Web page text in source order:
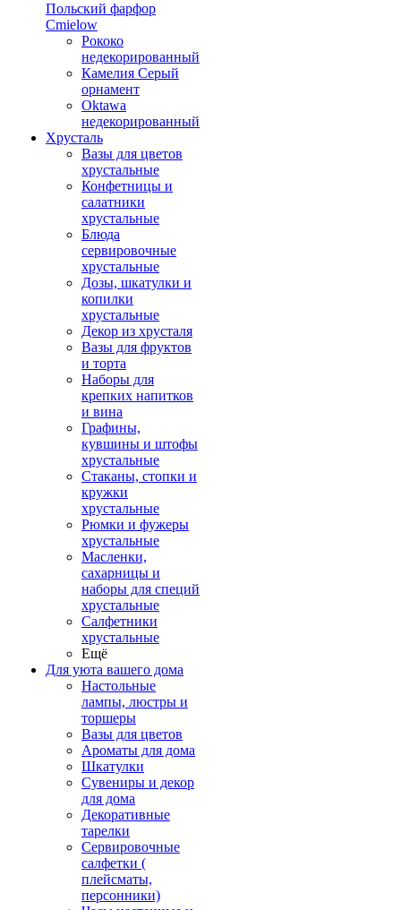
Польский фарфор
Сmielow
Рококо
недекорированный
Камелия Серый
орнамент
Oktawa
недекорированный
Хрусталь
Вазы для цветов
хрустальные
Конфетницы и
салатники
хрустальные
Блюда
сервировочные
хрустальные
Дозы, шкатулки и
копилки
хрустальные
Декор из хрусталя
Вазы для фруктов
и торта
Наборы для
крепких напитков
и вина
Графины,
кувшины и штофы
хрустальные
Стаканы, стопки и
кружки
хрустальные
Рюмки и фужеры
хрустальные
Масленки,
сахарницы и
наборы для специй
хрустальные
Салфетники
хрустальные
Ещё
Для уюта вашего дома
Настольные
лампы, люстры и
торшеры
Вазы для цветов
Ароматы для дома
Шкатулки
Сувениры и декор
для дома
Декоративные
тарелки
Сервировочные
салфетки (
плейсматы,
персонники)